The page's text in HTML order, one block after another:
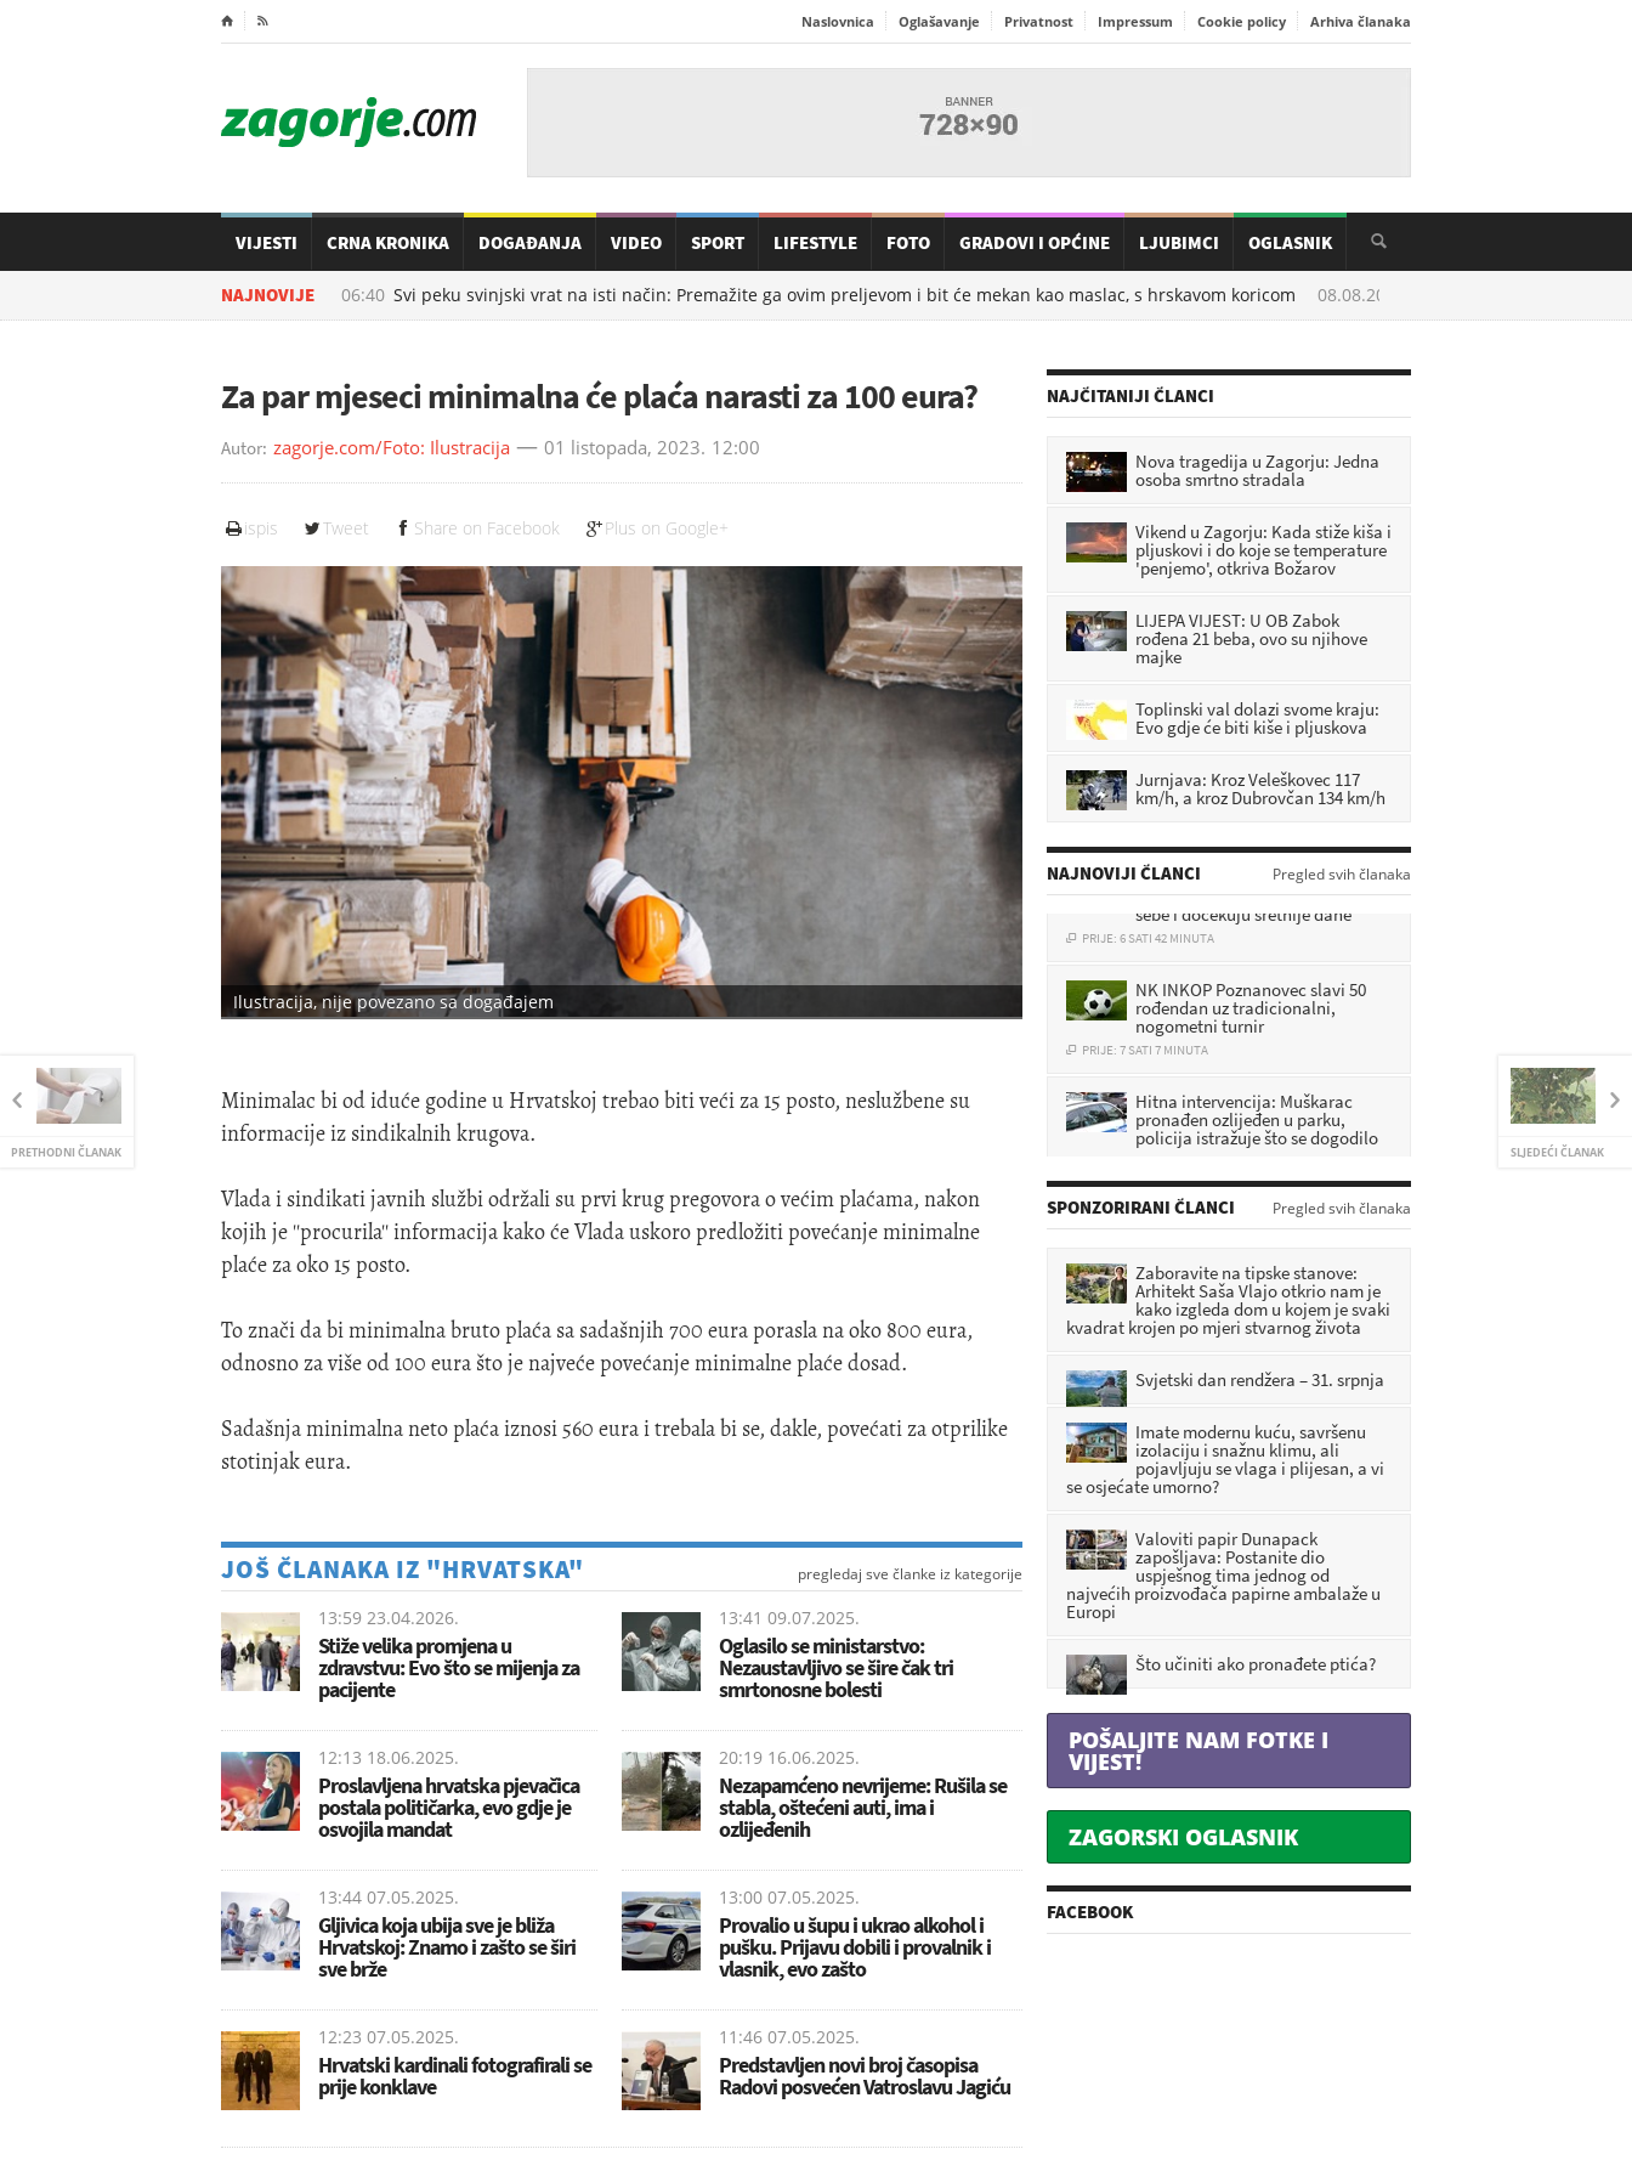
⌂  Naslovnica Oglašavanje Privatnost Impressum Cookie policy Arhiva članaka
VIJESTI CRNA KRONIKA DOGAĐANJA VIDEO SPORT LIFESTYLE FOTO GRADOVI I OPĆINE LJUBIMCI OGLASNIK
NAJNOVIJE
08.08.2026. u 06:40 Svi peku svinjski vrat na isti način: Premažite ga ovim preljevom i bit će mekan kao maslac, s hrskavom koricom 08.08.2026. u
PRETHODNI ČLANAK SLJEDEĆI ČLANAK
Za par mjeseci minimalna će plaća narasti za 100 eura?
Autor: zagorje.com/Foto: Ilustracija 01 listopada, 2023. 12:00
ispis Tweet Share on Facebook Plus on Google+
Ilustracija, nije povezano sa događajem
Minimalac bi od iduće godine u Hrvatskoj trebao biti veći za 15 posto, neslužbene su
informacije iz sindikalnih krugova.
Vlada i sindikati javnih službi održali su prvi krug pregovora o većim plaćama, nakon
kojih je ''procurila'' informacija kako će Vlada uskoro predložiti povećanje minimalne
plaće za oko 15 posto.
To znači da bi minimalna bruto plaća sa sadašnjih 700 eura porasla na oko 800 eura,
odnosno za više od 100 eura što je najveće povećanje minimalne plaće dosad.
Sadašnja minimalna neto plaća iznosi 560 eura i trebala bi se, dakle, povećati za otprilike
stotinjak eura.
JOŠ ČLANAKA IZ "HRVATSKA" pregledaj sve članke iz kategorije
13:59 23.04.2026.
Stiže velika promjena u
zdravstvu: Evo što se mijenja za
pacijente
12:13 18.06.2025.
Proslavljena hrvatska pjevačica
postala političarka, evo gdje je
osvojila mandat
13:44 07.05.2025.
Gljivica koja ubija sve je bliža
Hrvatskoj: Znamo i zašto se širi
sve brže
12:23 07.05.2025.
Hrvatski kardinali fotografirali se
prije konklave
13:41 09.07.2025.
Oglasilo se ministarstvo:
Nezaustavljivo se šire čak tri
smrtonosne bolesti
20:19 16.06.2025.
Nezapamćeno nevrijeme: Rušila se
stabla, oštećeni auti, ima i
ozlijeđenih
13:00 07.05.2025.
Provalio u šupu i ukrao alkohol i
pušku. Prijavu dobili i provalnik i
vlasnik, evo zašto
11:46 07.05.2025.
Predstavljen novi broj časopisa
Radovi posvećen Vatroslavu Jagiću
NAJČITANIJI ČLANCI
Nova tragedija u Zagorju: Jedna
osoba smrtno stradala
Vikend u Zagorju: Kada stiže kiša i
pljuskovi i do koje se temperature
'penjemo', otkriva Božarov
LIJEPA VIJEST: U OB Zabok
rođena 21 beba, ovo su njihove
majke
Toplinski val dolazi svome kraju:
Evo gdje će biti kiše i pljuskova
Jurnjava: Kroz Veleškovec 117
km/h, a kroz Dubrovčan 134 km/h
NAJNOVIJI ČLANCI Pregled svih članaka
Kao da se nebo otvorilo: 3 znaka
ovog vikenda ostavljaju brige iza
sebe i dočekuju sretnije dane
PRIJE: 6 SATI 42 MINUTA
rođendan uz tradicionalni,
nogometni turnir
PRIJE: 7 SATI 7 MINUTA
Hitna intervencija: Muškarac
pronađen ozlijeđen u parku,
policija istražuje što se dogodilo
PRIJE: 7 SATI 58 MINUTA
[FOTOGALERIJA] Oroslavje slavi
svoj dan: ‘Pred nama je još puno
posla. Obećavam samo jedno –
 PRIJE: 6 SATI 6 MINUTA
Nova tragedija u Zagorju: Jedna
 PRIJE: 6 SATI 33 MINUTA
SPONZORIRANI ČLANCI Pregled svih članaka
Zaboravite na tipske stanove:
Arhitekt Saša Vlajo otkrio nam je
kako izgleda dom u kojem je svaki
kvadrat krojen po mjeri stvarnog života
Svjetski dan rendžera – 31. srpnja
Imate modernu kuću, savršenu
izolaciju i snažnu klimu, ali
pojavljuju se vlaga i plijesan, a vi
se osjećate umorno?
Valoviti papir Dunapack
zapošljava: Postanite dio
uspješnog tima jednog od
najvećih proizvođača papirne ambalaže u
Europi
Što učiniti ako pronađete ptića?
POŠALJITE NAM FOTKE I
VIJEST!
ZAGORSKI OGLASNIK
FACEBOOK